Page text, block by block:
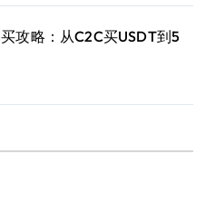
攻略：从C2C买USDT到5